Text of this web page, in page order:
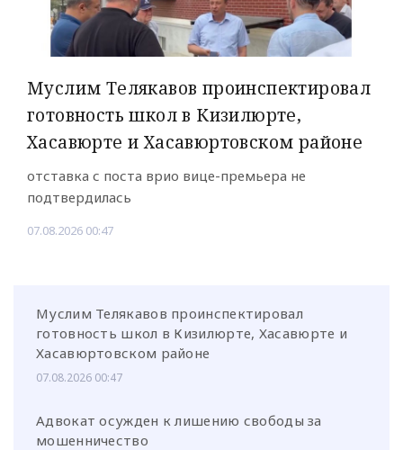
Муслим Телякавов проинспектировал
готовность школ в Кизилюрте,
Хасавюрте и Хасавюртовском районе
отставка с поста врио вице-премьера не
подтвердилась
07.08.2026 00:47
Муслим Телякавов проинспектировал
готовность школ в Кизилюрте, Хасавюрте и
Хасавюртовском районе
07.08.2026 00:47
Адвокат осужден к лишению свободы за
мошенничество